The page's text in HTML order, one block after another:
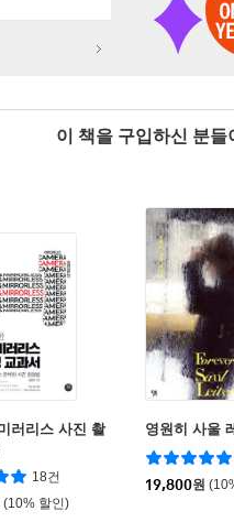
이 책을 구입하신 분
러리스 사진 촬
18건
(10% 할인)
영원히 사울
19,800원